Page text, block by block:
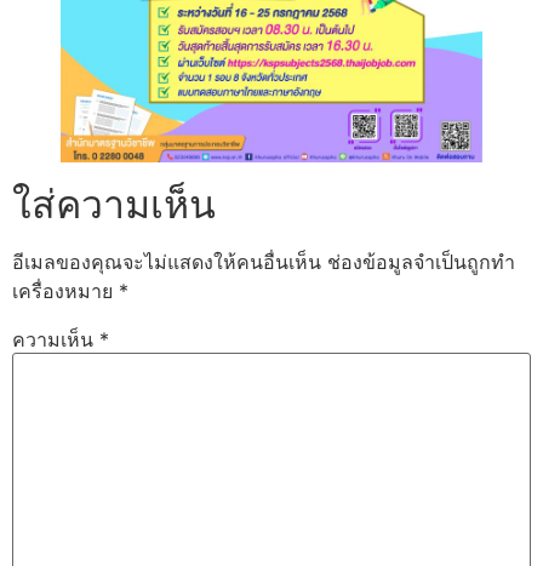
ใส่ความเห็น
อีเมลของคุณจะไม่แสดงให้คนอื่นเห็น ช่องข้อมูลจำเป็นถูกทำ
เครื่องหมาย *
ความเห็น *